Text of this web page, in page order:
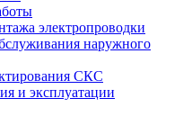
электропроводки
наружного
СКС
и эксплуатации